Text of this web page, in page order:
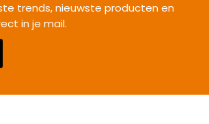
trends, nieuwste producten en
in je mail.